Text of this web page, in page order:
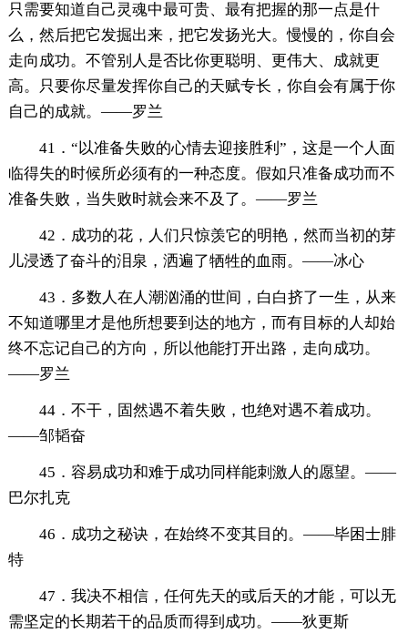
只需要知道自己灵魂中最可贵、最有把握的那一点是什
么，然后把它发掘出来，把它发扬光大。慢慢的，你自会
走向成功。不管别人是否比你更聪明、更伟大、成就更
高。只要你尽量发挥你自己的天赋专长，你自会有属于你
自己的成就。——罗兰
41．“以准备失败的心情去迎接胜利”，这是一个人面
临得失的时候所必须有的一种态度。假如只准备成功而不
准备失败，当失败时就会来不及了。——罗兰
42．成功的花，人们只惊羡它的明艳，然而当初的芽
儿浸透了奋斗的泪泉，洒遍了牺牲的血雨。——冰心
43．多数人在人潮汹涌的世间，白白挤了一生，从来
不知道哪里才是他所想要到达的地方，而有目标的人却始
终不忘记自己的方向，所以他能打开出路，走向成功。
——罗兰
44．不干，固然遇不着失败，也绝对遇不着成功。
——邹韬奋
45．容易成功和难于成功同样能刺激人的愿望。——
巴尔扎克
46．成功之秘诀，在始终不变其目的。——毕困士腓
特
47．我决不相信，任何先天的或后天的才能，可以无
需坚定的长期若干的品质而得到成功。——狄更斯